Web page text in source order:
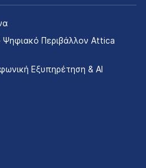
Περιβάλλον Attica
Εξυπηρέτηση & AI